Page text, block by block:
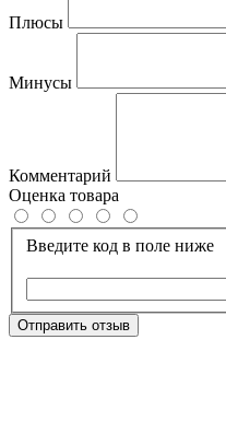
Плюсы
Минусы
Комментарий
Оценка товара
Введите код в поле ниже
Отправить отзыв